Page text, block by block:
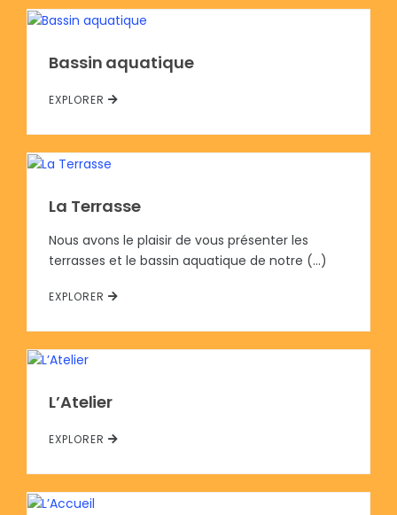
Bassin aquatique
EXPLORER
La Terrasse
Nous avons le plaisir de vous présenter les
terrasses et le bassin aquatique de notre (…)
EXPLORER
L’Atelier
EXPLORER